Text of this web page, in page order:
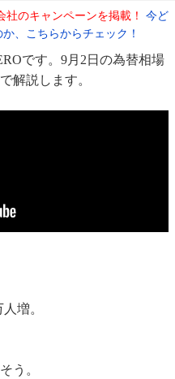
のキャンペーンを掲載！
今ど
、こちらからチェック！
です。9月2日の為替相場
解説します。
増。
う。